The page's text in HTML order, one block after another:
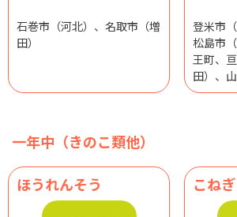
石巻市（河北）、名取市（増
田）
登米市
松島市
王町、
田）、
一年中（きのこ類他）
ほうれんそう こねぎ